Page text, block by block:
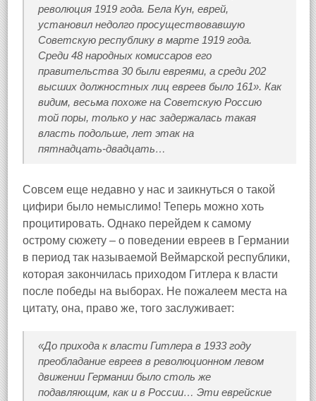
революция 1919 года. Бела Кун, еврей,
установил недолго просуществовавшую
Советскую республику в марте 1919 года.
Среди 48 народных комиссаров его
правительства 30 были евреями, а среди 202
высших должностных лиц евреев было 161». Как
видим, весьма похоже на Советскую Россию
той поры, только у нас задержалась такая
власть подольше, лет этак на
пятнадцать‑двадцать…
Совсем еще недавно у нас и заикнуться о такой
цифири было немыслимо! Теперь можно хоть
процитировать. Однако перейдем к самому
острому сюжету – о поведении евреев в Германии
в период так называемой Веймарской республики,
которая закончилась приходом Гитлера к власти
после победы на выборах. Не пожалеем места на
цитату, она, право же, того заслуживает:
«До прихода к власти Гитлера в 1933 году
преобладание евреев в революционном левом
движении Германии было столь же
подавляющим, как и в России… Эти еврейские